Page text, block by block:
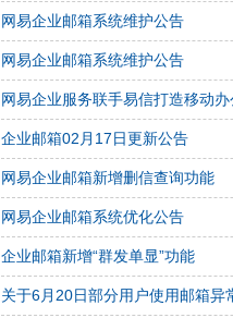
网易企业邮箱系统维护公告
网易企业邮箱系统维护公告
网易企业服务联手易信打造移动
企业邮箱02月17日更新公告
网易企业邮箱新增删信查询功能
网易企业邮箱系统优化公告
企业邮箱新增“群发单显”功能
关于6月20日部分用户使用邮箱异